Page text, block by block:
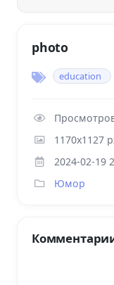
photo
education
1170x1127
2024-02-19
Юмор